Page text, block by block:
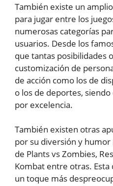
También existe un
para jugar entre los
numerosas categorías
usuarios. Desde los
que tantas posibilidades
customización de
de acción como los de
o los de deportes,
por excelencia.
También existen otras
por su diversión y humor
de Plants vs Zombies,
Kombat entre otras. Esta
un toque más